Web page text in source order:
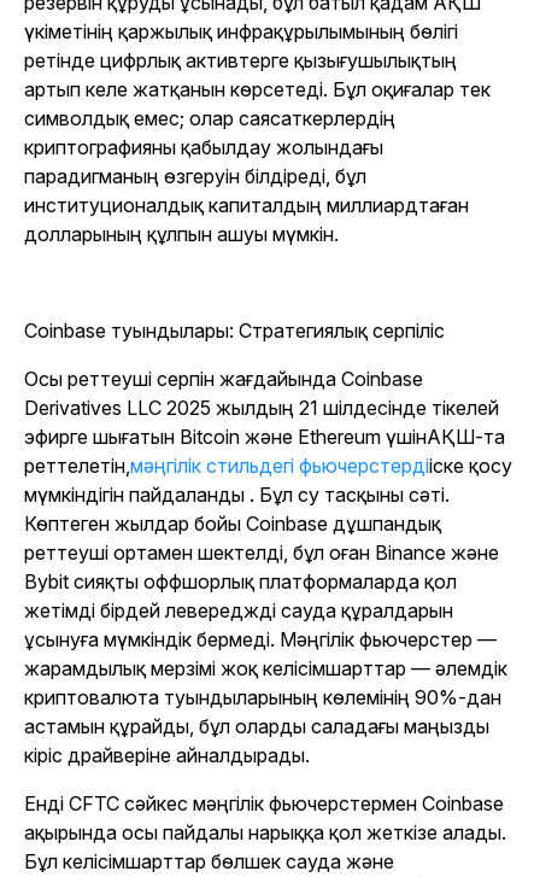
үкіметінің қаржылық инфрақұрылымының бөлігі
ретінде цифрлық активтерге қызығушылықтың
артып келе жатқанын көрсетеді. Бұл оқиғалар тек
символдық емес; олар саясаткерлердің
криптографияны қабылдау жолындағы
парадигманың өзгеруін білдіреді, бұл
институционалдық капиталдың миллиардтаған
долларының құлпын ашуы мүмкін.
Coinbase туындылары: Стратегиялық серпіліс
Осы реттеуші серпін жағдайында Coinbase
Derivatives LLC 2025 жылдың 21 шілдесінде тікелей
эфирге шығатын Bitcoin және Ethereum үшінАҚШ-та
реттелетін,мәңгілік стильдегі фьючерстердііске қосу
мүмкіндігін пайдаланды . Бұл су тасқыны сәті.
Көптеген жылдар бойы Coinbase дұшпандық
реттеуші ортамен шектелді, бұл оған Binance және
Bybit сияқты оффшорлық платформаларда қол
жетімді бірдей левереджді сауда құралдарын
ұсынуға мүмкіндік бермеді. Мәңгілік фьючерстер —
жарамдылық мерзімі жоқ келісімшарттар — әлемдік
криптовалюта туындыларының көлемінің 90%-дан
астамын құрайды, бұл оларды саладағы маңызды
кіріс драйверіне айналдырады.
Енді CFTC сәйкес мәңгілік фьючерстермен Coinbase
ақырында осы пайдалы нарыққа қол жеткізе алады.
Бұл келісімшарттар бөлшек сауда және